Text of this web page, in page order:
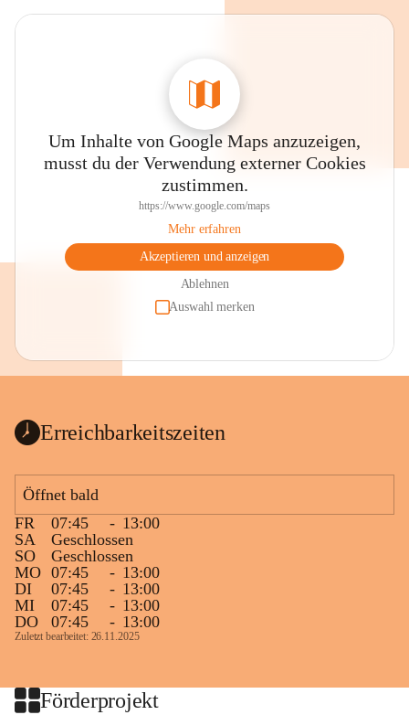
Um Inhalte von Google Maps anzuzeigen,
musst du der Verwendung externer Cookies
zustimmen.
https://www.google.com/maps
Mehr erfahren
Akzeptieren und anzeigen
Ablehnen
Auswahl merken
Erreichbarkeitszeiten
Öffnet bald
FR
07:45 - 13:00
SA
Geschlossen
SO
Geschlossen
MO 07:45 - 13:00
DI
07:45 - 13:00
MI
07:45 - 13:00
DO
07:45 - 13:00
Zuletzt bearbeitet: 26.11.2025
Förderprojekt